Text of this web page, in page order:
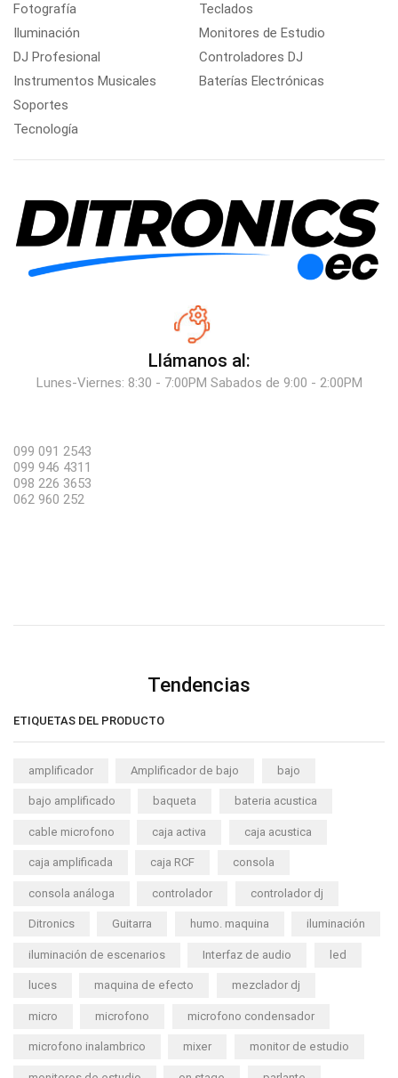
Fotografía
Iluminación
DJ Profesional
Instrumentos Musicales
Soportes
Tecnología
Teclados
Monitores de Estudio
Controladores DJ
Baterías Electrónicas
Llámanos al:
Lunes-Viernes: 8:30 - 7:00PM Sabados de 9:00 - 2:00PM
099 091 2543
099 946 4311
098 226 3653
062 960 252
Tendencias
ETIQUETAS DEL PRODUCTO
amplificador Amplificador de bajo bajo
bajo amplificado baqueta bateria acustica
cable microfono caja activa caja acustica
caja amplificada caja RCF consola
consola análoga controlador controlador dj
Ditronics Guitarra humo. maquina iluminación
iluminación de escenarios Interfaz de audio led
luces maquina de efecto mezclador dj
micro microfono microfono condensador
microfono inalambrico mixer monitor de estudio